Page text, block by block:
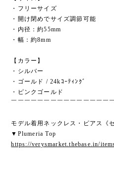
・フリーサイズ
・開け閉めでサイズ調節可能
・内径：約55mm
・幅：約8mm
【カラー】
・シルバー
・ゴールド / 24kｺｰﾃｨﾝｸﾞ
・ピンクゴールド
￣￣￣￣￣￣￣￣￣￣￣￣￣￣￣
モデル着用ネックレス・ピアス《
▼Plumeria Top
https://verysmarket.thebase.in/